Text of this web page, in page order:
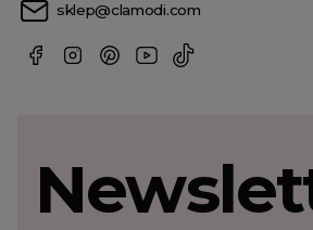
sklep@clamodi.com